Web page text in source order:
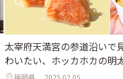
太宰府天満宮の参道沿い
わいたい、ホッカホカの明
福岡県 2025.02.05